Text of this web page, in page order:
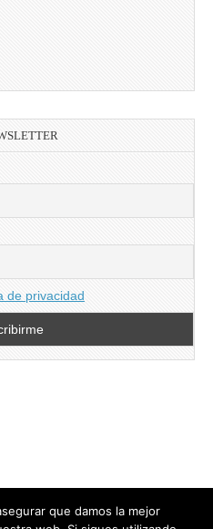
de privacidad
que damos la mejor